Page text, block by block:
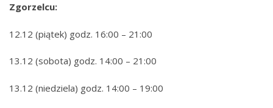
Zgorzelcu:
12.12 (piątek) godz. 16:00 – 21:00
13.12 (sobota) godz. 14:00 – 21:00
13.12 (niedziela) godz. 14:00 – 19:00